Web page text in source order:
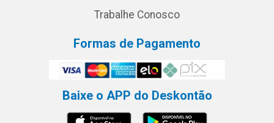
Trabalhe Conosco
Formas de Pagamento
Baixe o APP do Deskontão